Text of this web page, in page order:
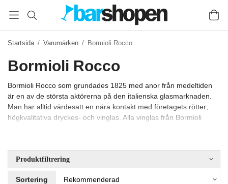
Startsida / Varumärken / Bormioli Rocco
Bormioli Rocco
Bormioli Rocco som grundades 1825 med anor från medeltiden
är en av de största aktörerna på den italienska glasmarknaden.
Man har alltid värdesatt en nära kontakt med företagets rötter;
högkvalitativa dryckes- och vinglas. Alla vinglas från Bormioli
Produktfiltrering
Sortering